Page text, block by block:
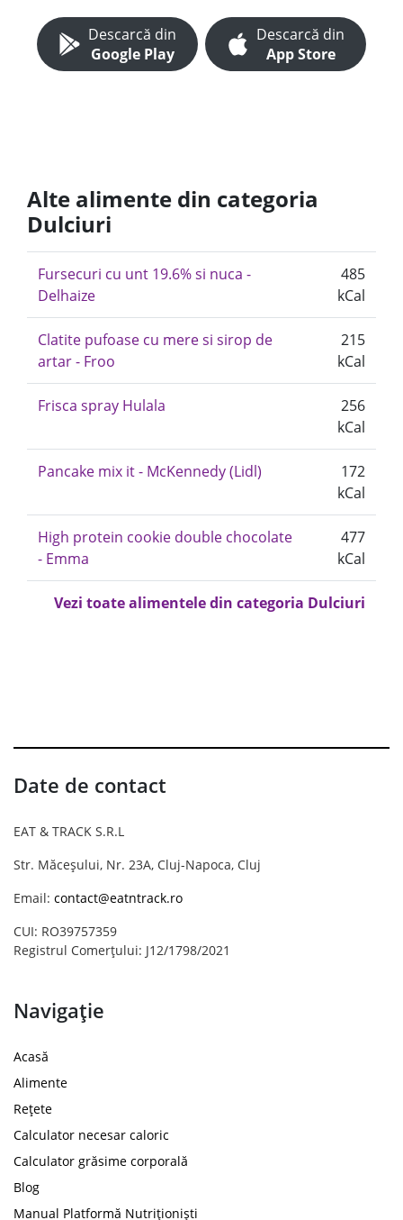
Descarcă din
Google Play
Descarcă din
App Store
Alte alimente din categoria
Dulciuri
Fursecuri cu unt 19.6% si nuca -
Delhaize
485
kCal
Clatite pufoase cu mere si sirop de
artar - Froo
215
kCal
Frisca spray Hulala
256
kCal
Pancake mix it - McKennedy (Lidl)
172
kCal
High protein cookie double chocolate
- Emma
477
kCal
Vezi toate alimentele din categoria Dulciuri
Date de contact
EAT & TRACK S.R.L
Str. Măceșului, Nr. 23A, Cluj-Napoca, Cluj
Email: contact@eatntrack.ro
CUI: RO39757359
Registrul Comerțului: J12/1798/2021
Navigație
Acasă
Alimente
Rețete
Calculator necesar caloric
Calculator grăsime corporală
Blog
Manual Platformă Nutriționiști